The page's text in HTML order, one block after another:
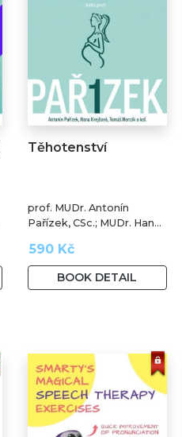
Těhotenství
prof. MUDr. Antonín
Pařízek, CSc.; MUDr. Hana
MUDr. Tomáš Honzík,
Ph.D. a kol.
590 Kč
BOOK DETAIL